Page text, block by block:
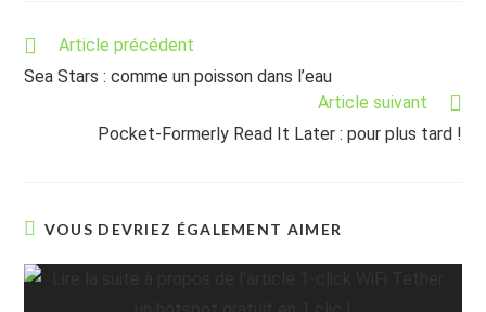
Read
articles
Article précédent
Sea Stars : comme un poisson dans l’eau
Article suivant
Pocket-Formerly Read It Later : pour plus tard !
VOUS DEVRIEZ ÉGALEMENT AIMER